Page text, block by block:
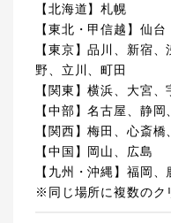
【北海道】札幌
【東北・甲信越】仙台
【東京】品川、新宿
野、立川、町田
【関東】横浜、大宮
【中部】名古屋、静岡
【関西】梅田、心斎
【中国】岡山、広島
【九州・沖縄】福岡
※同じ場所に複数のク